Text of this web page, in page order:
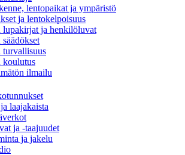
lentopaikat ja ympäristö
ja lentokelpoisuus
lupakirjat ja henkilöluvat
koulutus
ilmailu
laajakaista
ja -taajuudet
ja jakelu